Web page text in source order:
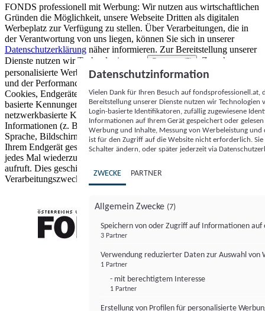
FONDS professionell mit Werbung: Wir nutzen aus wirtschaftlichen
Gründen die Möglichkeit, unsere Webseite Dritten als digitalen
Werbeplatz zur Verfügung zu stellen. Über Verarbeitungen, die in
der Verantwortung von uns liegen, können Sie sich in unserer
Datenschutzerklärung näher informieren. Zur Bereitstellung unserer
Dienste nutzen wir Technologien von
Partnern (5)
. Zwecke:
personalisierte Werbung und Inhalte, Messung von Werbeleistung
und der Performance von Inhalten sowie Zielgruppenforschung.
Cookies, Endgeräte- oder ähnliche Online-Kennungen (z. B. login-
basierte Kennungen, zufällig generierte Kennungen,
netzwerkbasierte Kennungen) können zusammen mit anderen
Informationen (z. B. Browsertyp und Browserinformationen,
Sprache, Bildschirmgröße, unterstützte Technologien usw.) auf
Ihrem Endgerät gespeichert oder von dort ausgelesen werden, um es
jedes Mal wiederzuerkennen, wenn es eine App oder einer Webseite
aufruft. Dies geschieht für einen oder mehrere der hier aufgeführten
Verarbeitungszwecke.
Datenschutzinformation
Vielen Dank für Ihren Besuch auf
Bereitstellung unserer Dienste nutzen wir Technologien
Login-basierte Identifikatoren, zufällig zugewiesene
Informationen auf Ihrem Gerät gespeichert oder
Werbung und Inhalte, Messung von Werbeleistung
ist für den Zugriff auf die Website nicht erforderlich.
Schalter ändern, oder später jederzeit via
ZWECKE PARTNER
Allgemein Zwecke (7)
Speichern von oder Zugriff auf Informationen auf
3 Partner
Verwendung reduzierter Daten zur Auswahl von
1 Partner
- mit berechtigtem Interesse
1 Partner
Erstellung von Profilen für personalisierte
FONDS professionell